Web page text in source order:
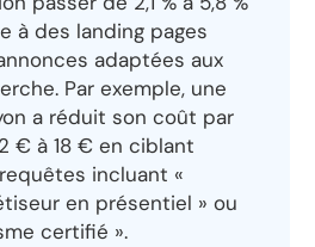
à des landing pages
adaptées aux
Par exemple, une
a réduit son coût par
€ à 18 € en ciblant
incluant «
en présentiel » ou
certifié ».